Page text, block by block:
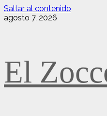
Saltar al contenido
agosto 7, 2026
El